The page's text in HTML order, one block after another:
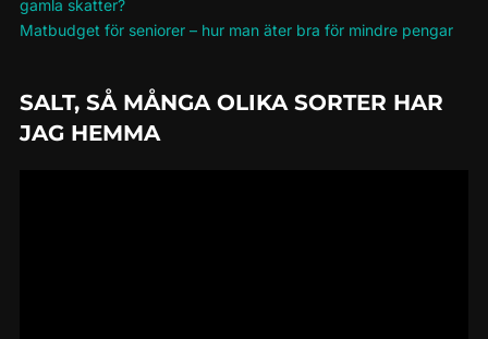
gamla skatter?
Matbudget för seniorer – hur man äter bra för mindre pengar
SALT, SÅ MÅNGA OLIKA SORTER HAR
JAG HEMMA